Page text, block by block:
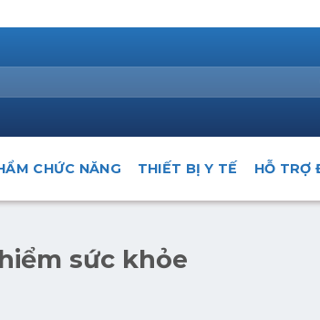
CHỨC NĂNG THIẾT BỊ Y TẾ HỖ TRỢ
sức khỏe